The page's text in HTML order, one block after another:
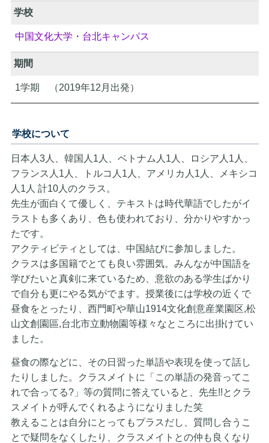
学校
中国文化大学・台北キャンパス
期間
1学期 （2019年12月出発）
学校について
日本人3人、韓国人1人、ベトナム人1人、ロシア人1人、
フランス人1人、トルコ人1人、アメリカ人1人、メキシコ
人1人 計10人のクラス。
先生が面白くて優しく、テキストは時代華語でしたがイ
ラストも多くあり、色も使われており、分かりやすかっ
たです。
アクティビティとしては、中国結びに参加しました。
クラスは多国籍でとても良い雰囲気。みんなが中国語を
学びたいと真剣に来ているため、意欲のある学生ばかり
で自分も更にやる気がでます。授業後には学校の近くで
昼食をとったり、西門町や華山1914文化創意産業園区,松
山文創園區,台北市立動物園等様々なところに出掛けてい
ました。
昼食の際などに、その日習った単語や表現を使って話し
たりしました。クラスメイトに「この単語の発音ってこ
れで合ってる?」等の質問に答えていると、先生!!とクラ
スメイトが呼んでくれるようになりました笑
教えることは自分にとってもプラスだし、質問し合うこ
とで疑問をなくしたり、クラスメイトとの仲も良くなり